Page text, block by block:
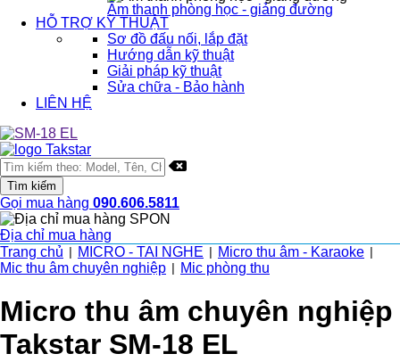
Âm thanh phòng học - giảng đường
HỖ TRỢ KỸ THUẬT
Sơ đồ đấu nối, lắp đặt
Hướng dẫn kỹ thuật
Giải pháp kỹ thuật
Sửa chữa - Bảo hành
LIÊN HỆ
Gọi mua hàng 090.606.5811
Địa chỉ mua hàng
Trang chủ
MICRO - TAI NGHE Micro thu âm - Karaoke
Mic thu âm chuyên nghiệp Mic phòng thu
Micro thu âm chuyên nghiệp
Takstar SM-18 EL